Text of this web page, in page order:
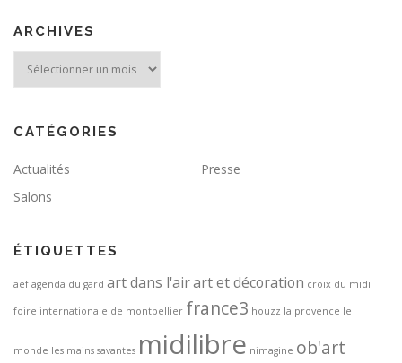
ARCHIVES
CATÉGORIES
Actualités
Presse
Salons
ÉTIQUETTES
aef agenda du gard art dans l'airart et décoration croix du midi
foire internationale de montpellier france3 houzz la provence le
monde les mains savantes midilibre nimagine ob'art